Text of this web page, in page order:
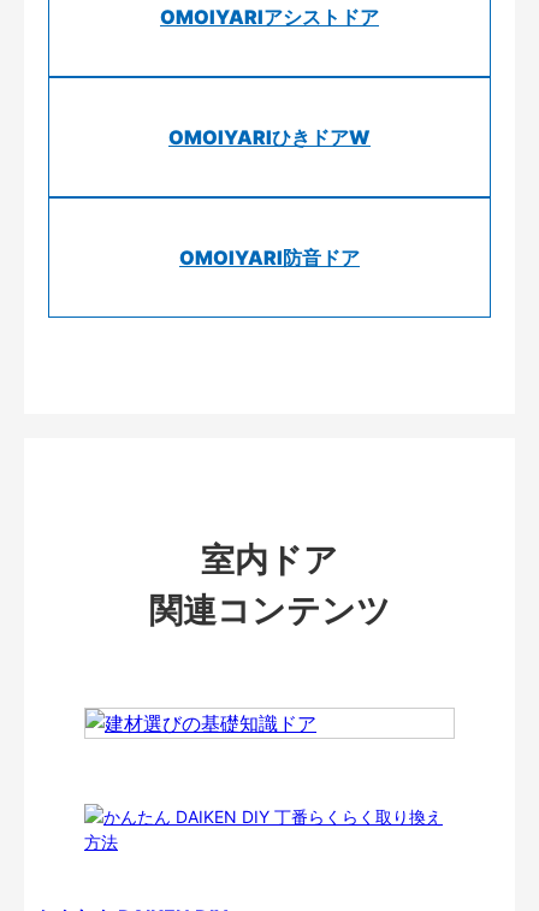
OMOIYARIアシストドア
OMOIYARIひきドアW
OMOIYARI防音ドア
室内ドア
関連コンテンツ